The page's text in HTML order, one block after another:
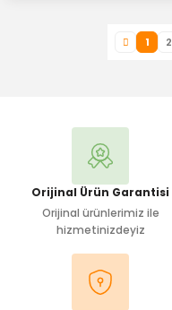
1 2
Orijinal Ürün Garantisi
Orijinal ürünlerimiz ile
hizmetinizdeyiz